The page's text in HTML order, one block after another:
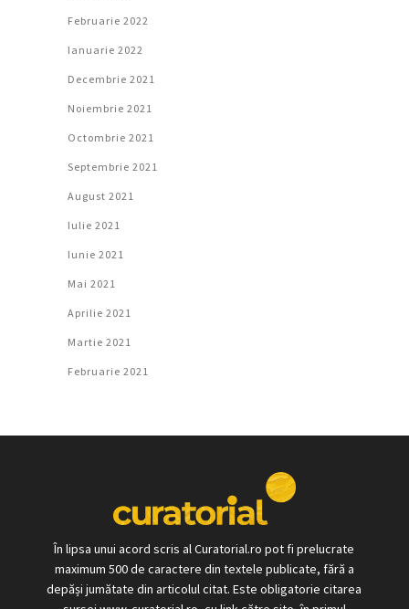
Februarie 2022
Ianuarie 2022
Decembrie 2021
Noiembrie 2021
Octombrie 2021
Septembrie 2021
August 2021
Iulie 2021
Iunie 2021
Mai 2021
Aprilie 2021
Martie 2021
Februarie 2021
În lipsa unui acord scris al Curatorial.ro pot fi prelucrate
maximum 500 de caractere din textele publicate, fără a
depăși jumătate din articolul citat. Este obligatorie citarea